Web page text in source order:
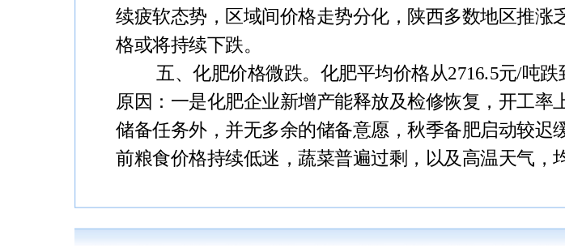
续疲软态势，区域间价格走势分化，陕西多数地区推
格或将持续下跌。
五、化肥价格微跌。 化肥平均价格从2716.5元/吨
原因：一是化肥企业新增产能释放及检修恢复，开工
储备任务外，并无多余的储备意愿，秋季备肥启动较
前粮食价格持续低迷，蔬菜普遍过剩，以及高温天气，